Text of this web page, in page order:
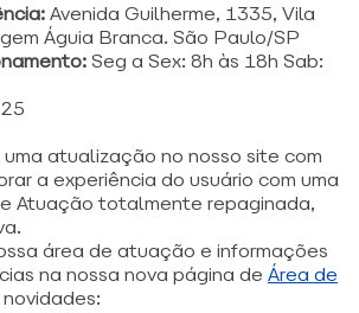
Avenida Guilherme, 1335, Vila
Águia Branca. São Paulo/SP
Seg a Sex: 8h às 18h Sab:
atualização no nosso site com
a experiência do usuário com uma
Atuação totalmente repaginada,
área de atuação e informações
na nossa nova páginade Área de
novidades: